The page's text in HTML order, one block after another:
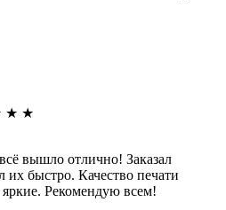
★ ★
вышло отлично! Заказал
их быстро. Качество печати
яркие. Рекомендую всем!